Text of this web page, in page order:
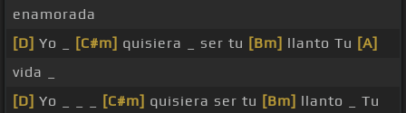
enamorada
[D] Yo _ [C#m] quisiera _ ser tu [Bm] llanto Tu [A]
vida _
[D] Yo _ _ _ [C#m] quisiera ser tu [Bm] llanto _ Tu